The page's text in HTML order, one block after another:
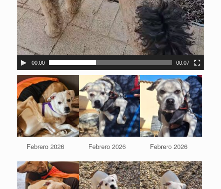
00:00 00:07
Febrero 2026 Febrero 2026 Febrero 2026